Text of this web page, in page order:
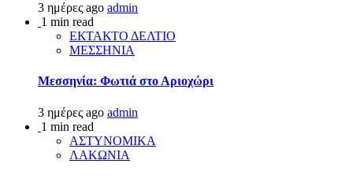
3 ημέρες ago admin
1 min read
ΕΚΤΑΚΤΟ ΔΕΛΤΙΟ
ΜΕΣΣΗΝΙΑ
Μεσσηνία: Φωτιά στο Αριοχώρι
3 ημέρες ago admin
1 min read
ΑΣΤΥΝΟΜΙΚΑ
ΛΑΚΩΝΙΑ